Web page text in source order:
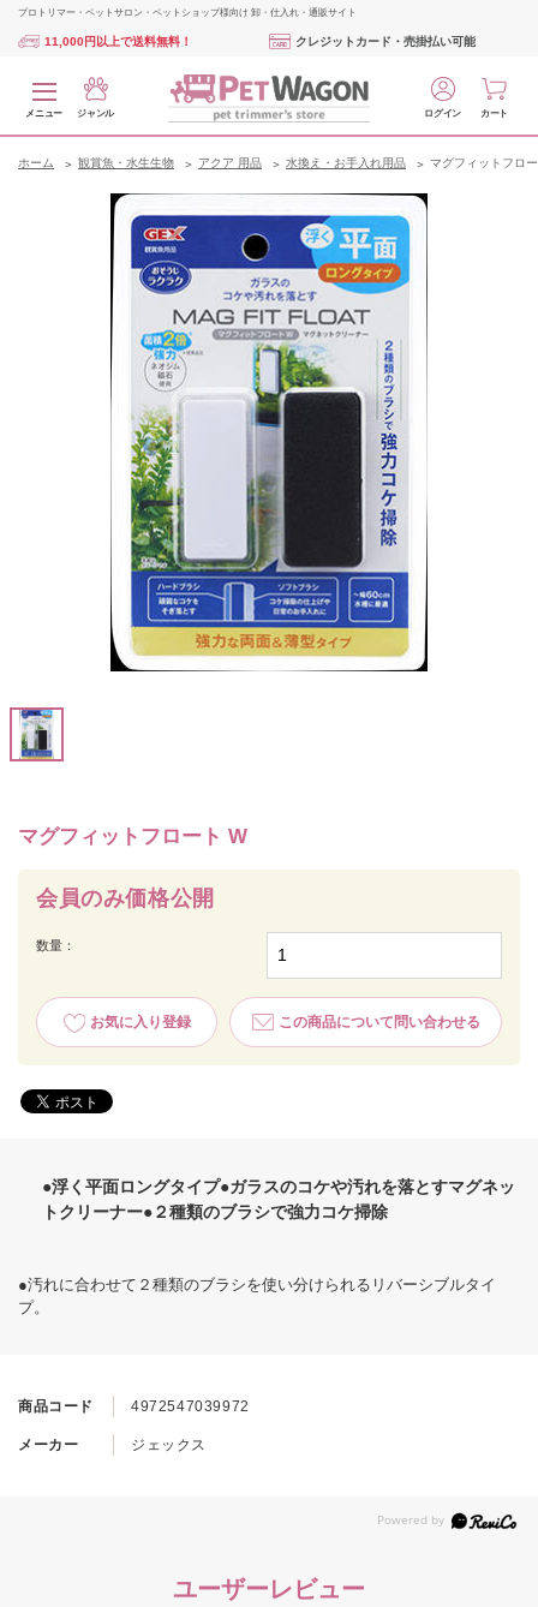
プロトリマー・ペットサロン・ペットショップ様向け 卸・仕入れ・通販サイト
11,000円以上で送料無料！ クレジットカード・売掛払い可能
メニュー ジャンル ログイン カート
ホーム 観賞魚・水生生物 アクア 用品 水換え・お手入れ用品 マグフィットフロ
マグフィットフロート W
会員のみ価格公開
数量：
お気に入り登録 この商品について問い合わせる
商品コード 4972547039972
メーカー ジェックス
●浮く平面ロングタイプ●ガラスのコケや汚れを落とすマグネッ
トクリーナー●２種類のブラシで強力コケ掃除
●汚れに合わせて２種類のブラシを使い分けられるリバーシブルタイ
プ。
ユーザーレビュー